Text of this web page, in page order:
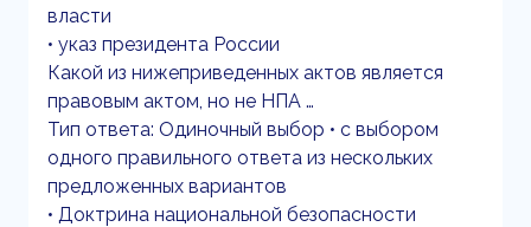
власти
• указ президента России
Какой из нижеприведенных актов является
правовым актом, но не НПА …
Тип ответа: Одиночный выбор • с выбором
одного правильного ответа из нескольких
предложенных вариантов
• Доктрина национальной безопасности